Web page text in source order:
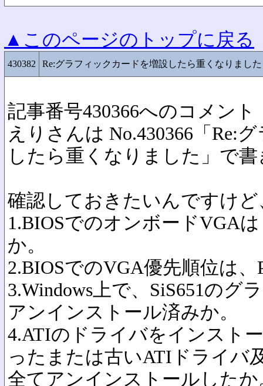
▲このページのトップに戻る
430382 Re:グラフィックカードを増設したら重くなりました
記事番号430366へのコメント
えりさんは No.430366「Re:
したら重くなりました」で
確認しておきたいんですけど
1.BIOSでのオンボードVGA
か。
2.BIOSでのVGA優先順位は
3.Windows上で、SiS651のグ
アンインストール済みか。
4.ATIのドライバをインスト
ったまたは古いATIドライバ
全てアンインストールしたか